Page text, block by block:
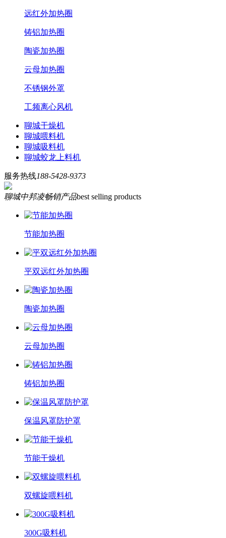
远红外加热圈
铸铝加热圈
陶瓷加热圈
云母加热圈
不锈钢外罩
工频离心风机
聊城干燥机
聊城喂料机
聊城吸料机
聊城蛟龙上料机
服务热线188-5428-9373
聊城中邦凌畅销产品best selling products
节能加热圈
平双远红外加热圈
陶瓷加热圈
云母加热圈
铸铝加热圈
保温风罩防护罩
节能干燥机
双螺旋喂料机
300G吸料机